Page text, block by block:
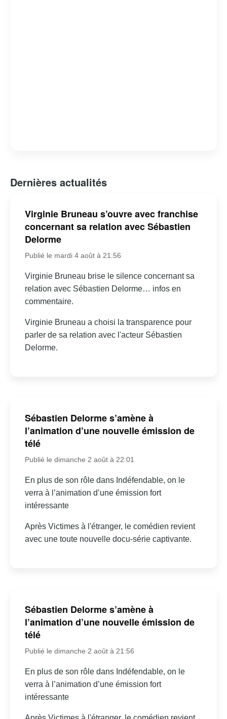
Dernières actualités
Virginie Bruneau s’ouvre avec franchise
concernant sa relation avec Sébastien
Delorme
Publié le mardi 4 août à 21:56
Virginie Bruneau brise le silence concernant sa
relation avec Sébastien Delorme… infos en
commentaire.
Virginie Bruneau a choisi la transparence pour
parler de sa relation avec l'acteur Sébastien
Delorme.
Sébastien Delorme s’amène à
l’animation d’une nouvelle émission de
télé
Publié le dimanche 2 août à 22:01
En plus de son rôle dans Indéfendable, on le
verra à l’animation d’une émission fort
intéressante
Après Victimes à l'étranger, le comédien revient
avec une toute nouvelle docu-série captivante.
Sébastien Delorme s’amène à
l’animation d’une nouvelle émission de
télé
Publié le dimanche 2 août à 21:56
En plus de son rôle dans Indéfendable, on le
verra à l’animation d’une émission fort
intéressante